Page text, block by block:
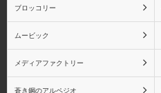
胡蝶しのぶ
ブロッコリー
ムービック
メディアファクトリー
蒼き鋼のアルペジオ